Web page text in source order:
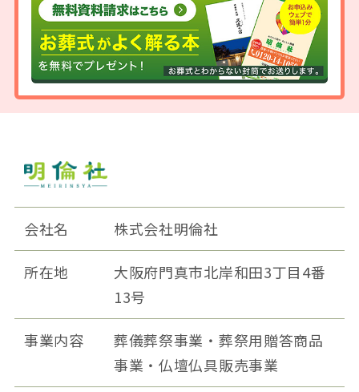
会社名 株式会社明倫社
所在地
大阪府門真市北岸和田3丁目4番
13号
事業内容
葬儀葬祭事業・葬祭用贈答商品
事業・仏壇仏具販売事業